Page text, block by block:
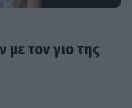
με τον γιο της